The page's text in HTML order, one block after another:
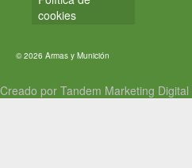
cookies
© 2026 Armas y Munición
Creado por Tandem Marketing Digital